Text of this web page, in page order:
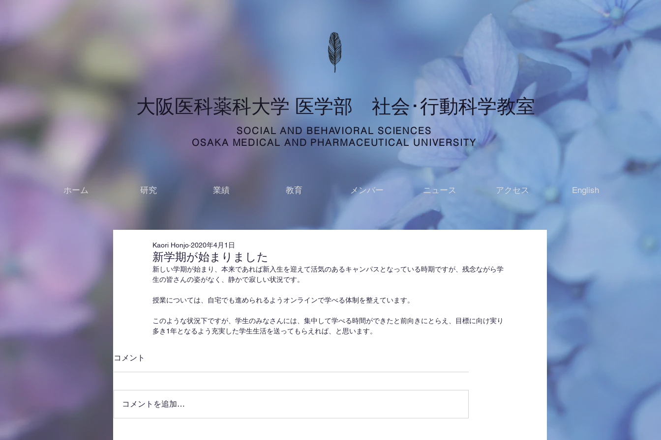
​大阪医科薬科大学 医学部 社会･行動科学教室
SOCIAL AND BEHAVIORAL SCIENCES
OSAKA MEDICAL AND PHARMACEUTICAL UNIVERSITY
ホーム 研究 業績 教育 メンバー ニュース アクセス English
新学期が始まりました
Kaori Honjo 2020年4月1日
新しい学期が始まり、本来であれば新入生を迎えて活気のあるキャンパスとなっている時期ですが、残念ながら学
生の皆さんの姿がなく、静かで寂しい状況です。
授業については、自宅でも進められるようオンラインで学べる体制を整えています。
このような状況下ですが、学生のみなさんには、集中して学べる時間ができたと前向きにとらえ、目標に向け実り
多き1年となるよう充実した学生生活を送ってもらえれば、と思います。
コメント
コメントを追加…